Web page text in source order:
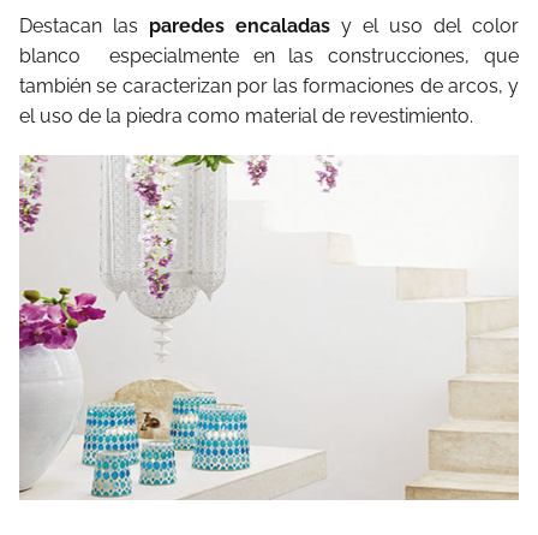
Destacan las paredes encaladas y el uso del color
blanco especialmente en las construcciones, que
también se caracterizan por las formaciones de arcos, y
el uso de la piedra como material de revestimiento.